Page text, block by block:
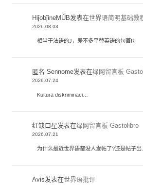
HiĵobĵineMŬB发表在世界语简明基础教
2026.08.03
相当于法语的J，差不多平替英语的句首R
匿名 Sennome发表在绿网留言板
2026.07.24
Kultura diskriminaci…
红缺口星发表在绿网留言板 Gastolibro
2026.07.21
为什么最近世界语都没人发帖了?还是帖子
Avis发表在世界语批评